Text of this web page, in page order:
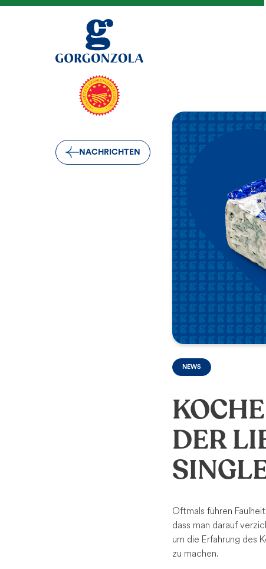
NACHRICHTEN
NEWS
DER
Oftmals führen
dass man darauf
um die Erfahrung des
zu machen.